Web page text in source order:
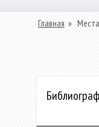
Главная »